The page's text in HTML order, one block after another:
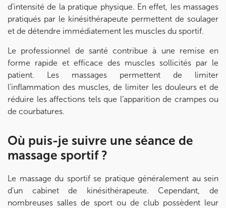
d’intensité de la pratique physique. En effet, les massages
pratiqués par le kinésithérapeute permettent de soulager
et de détendre immédiatement les muscles du sportif.
Le professionnel de santé contribue à une remise en
forme rapide et efficace des muscles sollicités par le
patient. Les massages permettent de limiter
l’inflammation des muscles, de limiter les douleurs et de
réduire les affections tels que l’apparition de crampes ou
de courbatures.
Où puis-je suivre une séance de
massage sportif ?
Le massage du sportif se pratique généralement au sein
d’un cabinet de kinésithérapeute. Cependant, de
nombreuses salles de sport ou de club possèdent leur
Prenez RDV sur
Prenez RDV sur
IK MEUDON
8 Rue de Paris 92190 Meudon
8 Rue de Paris 92190 Meudon
01 40 95 01 09